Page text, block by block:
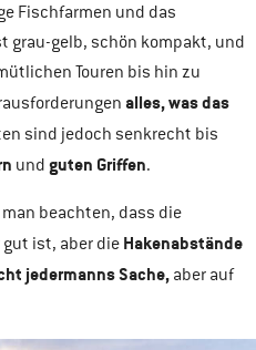
Fischfarmen und das
grau-gelb, schön kompakt, und
Touren bis hin zu
alles, was das
sind jedoch senkrecht bis
und guten Griffen.
beachten, dass die
ist, aber die Hakenabstände
jedermanns Sache, aber auf